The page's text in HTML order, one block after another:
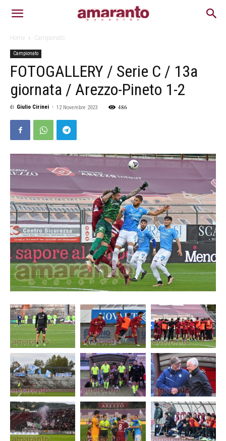
Home Campionato
Campionato
FOTOGALLERY / Serie C / 13a
giornata / Arezzo-Pineto 1-2
di Giulio Cirinei - 12 Novembre 2023 486